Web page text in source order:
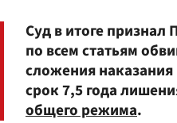
Суд в итоге
по всем статьям
сложения
срок 7,5 года
общего режима.